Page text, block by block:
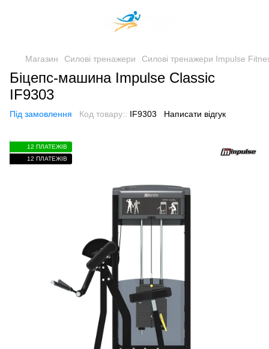
Магазин Силові тренажери Силові тренажери Impulse
Біцепс-машина Impulse Classic
IF9303
Під замовлення Код товару:: IF9303 Написати відгук
12 ПЛАТЕЖІВ
12 ПЛАТЕЖІВ